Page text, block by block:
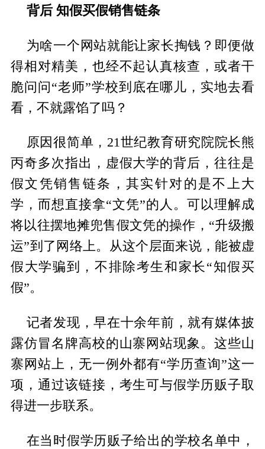
背后 知假买假销售链条
为啥一个网站就能让家长掏钱？即便做
得相对精美，也经不起认真核查，或者干
脆问问“老师”学校到底在哪儿，实地去看
看，不就露馅了吗？
原因很简单，21世纪教育研究院院长熊
丙奇多次指出，虚假大学的背后，往往是
假文凭销售链条，其实针对的是不上大
学，而想直接拿“文凭”的人。可以理解成
将以往摆地摊兜售假文凭的操作，“升级搬
运”到了网络上。从这个层面来说，能被虚
假大学骗到，不排除考生和家长“知假买
假”。
记者发现，早在十余年前，就有媒体披
露仿冒名牌高校的山寨网站现象。这些山
寨网站上，无一例外都有“学历查询”这一
项，通过该链接，考生可与假学历贩子取
得进一步联系。
在当时假学历贩子给出的学校名单中，